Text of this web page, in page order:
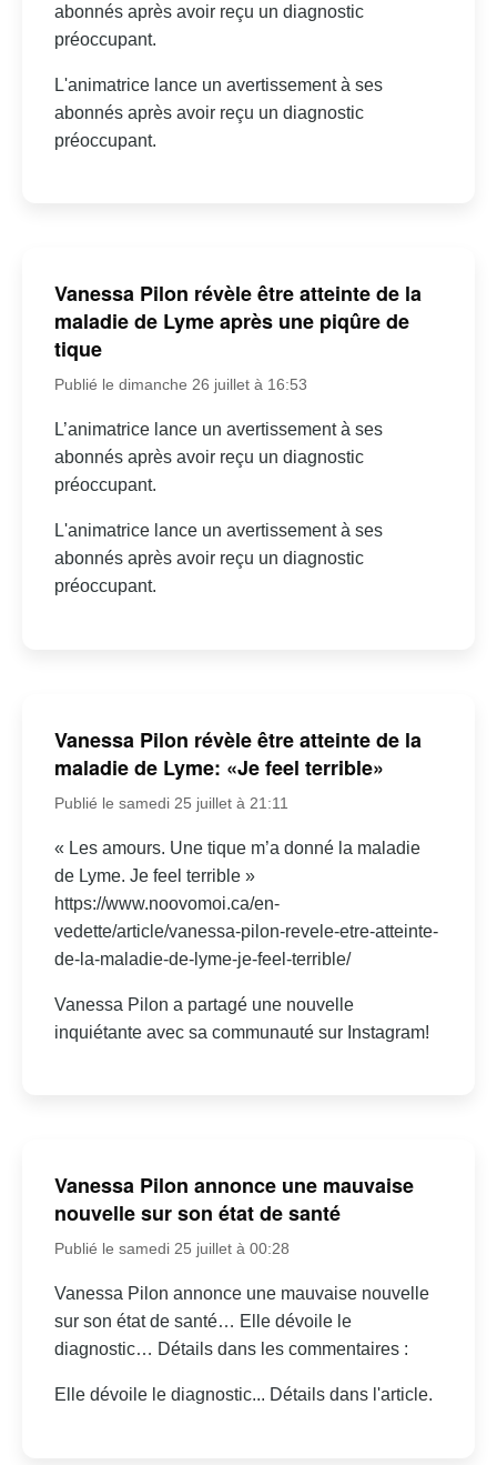
abonnés après avoir reçu un diagnostic
préoccupant.
L'animatrice lance un avertissement à ses
abonnés après avoir reçu un diagnostic
préoccupant.
Vanessa Pilon révèle être atteinte de la
maladie de Lyme après une piqûre de
tique
Publié le dimanche 26 juillet à 16:53
L’animatrice lance un avertissement à ses
abonnés après avoir reçu un diagnostic
préoccupant.
L'animatrice lance un avertissement à ses
abonnés après avoir reçu un diagnostic
préoccupant.
Vanessa Pilon révèle être atteinte de la
maladie de Lyme: «Je feel terrible»
Publié le samedi 25 juillet à 21:11
« Les amours. Une tique m’a donné la maladie
de Lyme. Je feel terrible »
https://www.noovomoi.ca/en-
vedette/article/vanessa-pilon-revele-etre-atteinte-
de-la-maladie-de-lyme-je-feel-terrible/
Vanessa Pilon a partagé une nouvelle
inquiétante avec sa communauté sur Instagram!
Vanessa Pilon annonce une mauvaise
nouvelle sur son état de santé
Publié le samedi 25 juillet à 00:28
Vanessa Pilon annonce une mauvaise nouvelle
sur son état de santé… Elle dévoile le
diagnostic… Détails dans les commentaires :
Elle dévoile le diagnostic... Détails dans l'article.